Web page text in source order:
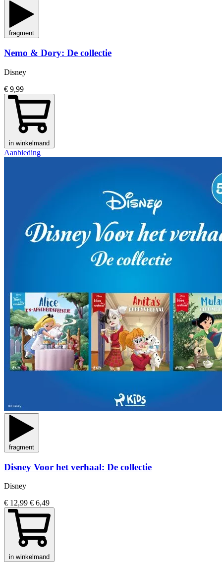
fragment
Nemo & Dory: De collectie
Disney
€ 9,99
in winkelmand
Aanbieding
fragment
Disney Voor het verhaal: De collectie
Disney
€ 12,99 € 6,49
in winkelmand